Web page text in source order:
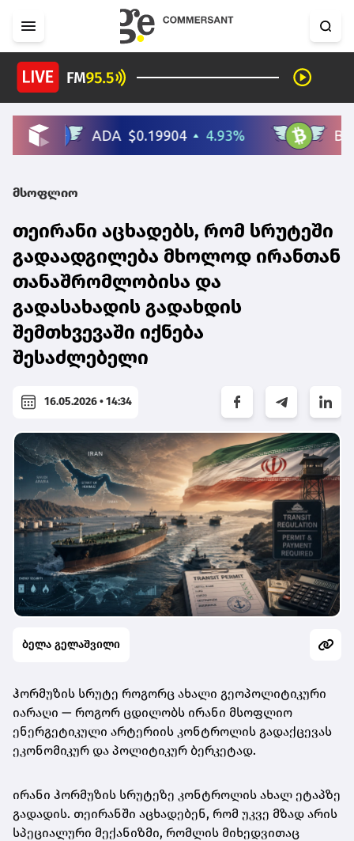
მსოფლიო
თეირანი აცხადებს, რომ სრუტეში
გადაადგილება მხოლოდ ირანთან
თანაშრომლობისა და
გადასახადის გადახდის
შემთხვევაში იქნება
შესაძლებელი
16.05.2026 • 14:34
ბელა გელაშვილი
ჰორმუზის სრუტე როგორც ახალი გეოპოლიტიკური
იარაღი — როგორ ცდილობს ირანი მსოფლიო
ენერგეტიკული არტერიის კონტროლის გადაქცევას
ეკონომიკურ და პოლიტიკურ ბერკეტად.
ირანი ჰორმუზის სრუტეზე კონტროლის ახალ ეტაპზე
გადადის. თეირანში აცხადებენ, რომ უკვე მზად არის
სპეციალური მექანიზმი, რომლის მიხედვითაც